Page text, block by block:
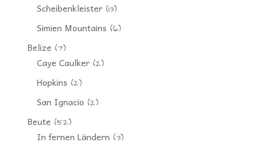
Scheibenkleister(13)
Simien Mountains (6)
Belize (7)
Caye Caulker(2)
Hopkins (2)
San Ignacio (2)
Beute (52)
In fernen Ländern (3)